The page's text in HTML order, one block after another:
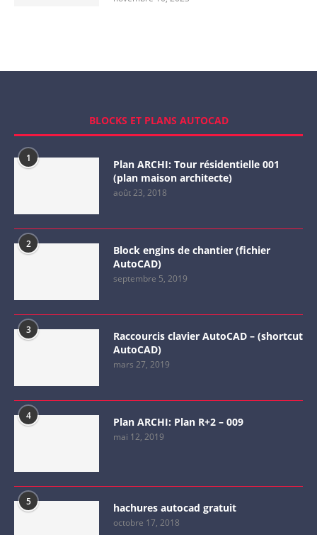
BLOCKS ET PLANS AUTOCAD
1
Plan ARCHI: Tour résidentielle 001
(plan maison architecte)
août 23, 2018
2
Block engins de chantier (fichier
AutoCAD)
septembre 5, 2019
3
Raccourcis clavier AutoCAD – (shortcut
AutoCAD)
mars 27, 2019
4 Plan ARCHI: Plan R+2 – 009
mai 12, 2019
5 hachures autocad gratuit
octobre 17, 2018